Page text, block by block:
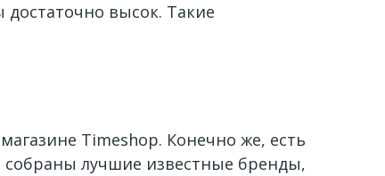
высок. Такие
Timeshop. Конечно же, есть
собраны лучшие известные бренды,